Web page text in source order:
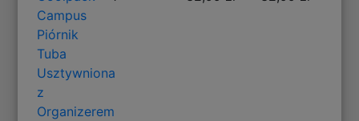
Campus
Piórnik
Tuba
Usztywniona
z
Organizerem